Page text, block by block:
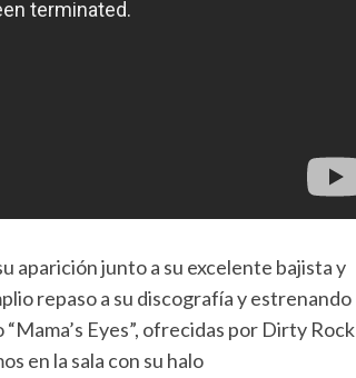
aparición junto a su excelente bajista y
repaso a su discografía y estrenando
Eyes”, ofrecidas por Dirty Rock
en la sala con su halo